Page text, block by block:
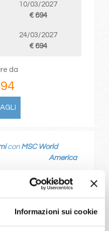
Informazioni sui cookie
10/03/2027
€ 694
24/03/2027
€ 694
da
con MSC World
America
Cay Msc Marine